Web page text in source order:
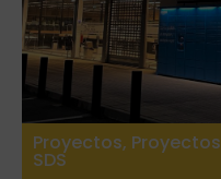
Proyectos, Proyectos
SDS